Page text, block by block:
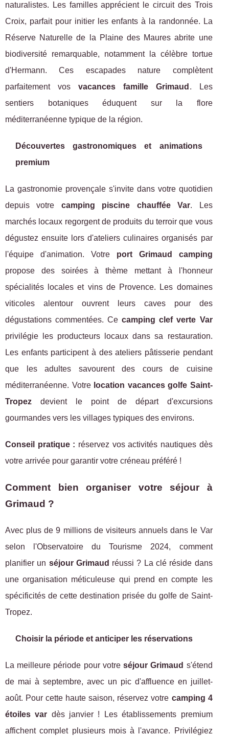
naturalistes. Les familles apprécient le circuit des Trois
Croix, parfait pour initier les enfants à la randonnée. La
Réserve Naturelle de la Plaine des Maures abrite une
biodiversité remarquable, notamment la célèbre tortue
d'Hermann. Ces escapades nature complètent
parfaitement vosvacances famille Grimaud . Les
sentiers botaniques éduquent sur la flore
méditerranéenne typique de la région.
Découvertes gastronomiques et animations
premium
La gastronomie provençale s'invite dans votre quotidien
depuis votre camping piscine chauffée Var. Les
marchés locaux regorgent de produits du terroir que vous
dégustez ensuite lors d'ateliers culinaires organisés par
l'équipe d'animation. Votre port Grimaud camping
propose des soirées à thème mettant à l'honneur
spécialités locales et vins de Provence. Les domaines
viticoles alentour ouvrent leurs caves pour des
dégustations commentées. Cecamping clef verte Var
privilégie les producteurs locaux dans sa restauration.
Les enfants participent à des ateliers pâtisserie pendant
que les adultes savourent des cours de cuisine
méditerranéenne. Votre location vacances golfe Saint-
Tropez devient le point de départ d'excursions
gourmandes vers les villages typiques des environs.
Conseil pratique : réservez vos activités nautiques dès
votre arrivée pour garantir votre créneau préféré !
Comment bien organiser votre séjour à
Grimaud ?
Avec plus de 9 millions de visiteurs annuels dans le Var
selon l'Observatoire du Tourisme 2024, comment
planifier un séjour Grimaud réussi ? La clé réside dans
une organisation méticuleuse qui prend en compte les
spécificités de cette destination prisée du golfe de Saint-
Tropez.
Choisir la période et anticiper les réservations
La meilleure période pour votreséjour Grimaud s'étend
de mai à septembre, avec un pic d'affluence en juillet-
août. Pour cette haute saison, réservez votre camping 4
étoiles var dès janvier ! Les établissements premium
affichent complet plusieurs mois à l'avance. Privilégiez